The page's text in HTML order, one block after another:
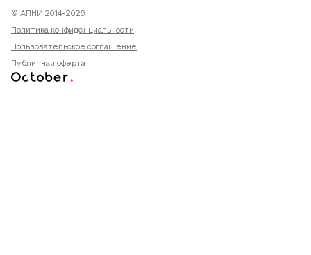
© АПНИ 2014-2026
Политика конфиденциальности
Пользовательское соглашение
Публичная оферта